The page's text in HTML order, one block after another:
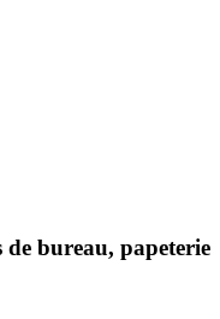
bureau, papeterie